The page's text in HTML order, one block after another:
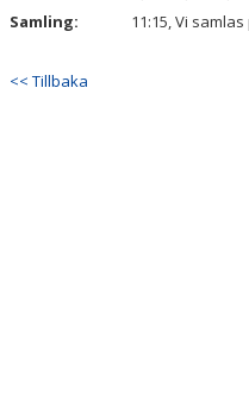
Samling:
11:15, Vi
<< Tillbaka